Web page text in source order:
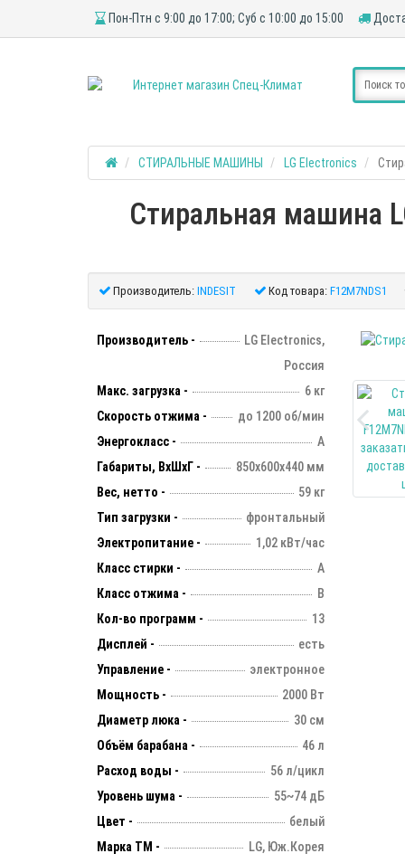
Пон-Птн с 9:00 до 17:00; Суб с 10:00 до 15:00
СТИРАЛЬНЫЕ МАШИНЫ LG Electronics
Стиральная машина
Производитель: INDESIT Код товара: F12M7NDS1
Производитель -
LG Electronics,
Россия
Макс. загрузка -
6 кг
Скорость отжима -
до 1200 об/мин
Энергокласс -
А
Габариты, ВхШхГ -
850х600х440 мм
Вес, нетто -
59 кг
Тип загрузки -
фронтальный
Электропитание -
1,02 кВт/час
Класс стирки -
А
Класс отжима -
B
Кол-во программ -
13
Дисплей -
есть
Управление -
электронное
Мощность -
2000 Вт
Диаметр люка -
30 см
Объём барабана -
46 л
Расход воды -
56 л/цикл
Уровень шума -
55~74 дБ
Цвет -
белый
Марка ТМ -
LG, Юж.Корея